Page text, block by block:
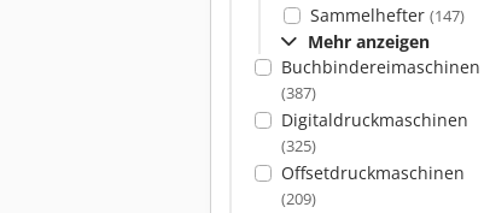
Sammelhefter (147)
Mehr anzeigen
Buchbindereimaschinen
(387)
Digitaldruckmaschinen
(325)
Offsetdruckmaschinen
(209)